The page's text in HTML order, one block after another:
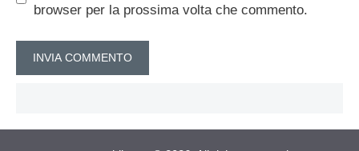
browser per la prossima volta che commento.